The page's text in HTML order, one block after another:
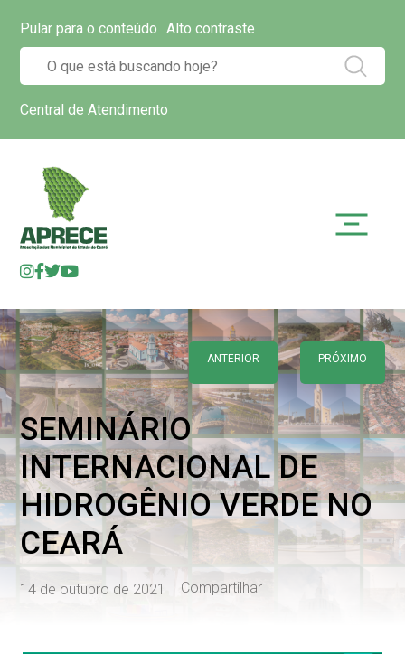
Pular para o conteúdo Alto contraste
Central de Atendimento
ANTERIOR PRÓXIMO
SEMINÁRIO
INTERNACIONAL DE
HIDROGÊNIO VERDE NO
CEARÁ
14 de outubro de 2021 Compartilhar